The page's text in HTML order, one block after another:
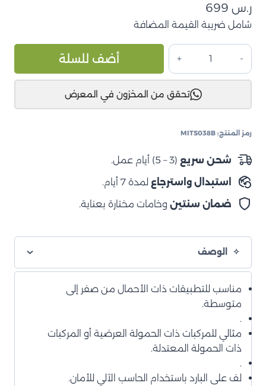
ر.س
شامل ضريبة القيمة المضافة
كمية
باجيرو
باجيرو
NX
زنبرك
لولبي
أضف للسلة
تحقق من المخزون في المعرض
رمز المنتج: MITS038B
شحن سريع (3 – 5) أيام عمل.
استبدال واسترجاع لمدة 7 أيام.
ضمان سنتين وخامات مختارة بعناية.
الوصف
مناسب للتطبيقات ذات الأحمال من صفر إلى
متوسطة.
.
مثالي للمركبات ذات الحمولة العرضية أو المركبات
ذات الحمولة المعتدلة.
.
لف على البارد باستخدام الحاسب الآلي للأمان.